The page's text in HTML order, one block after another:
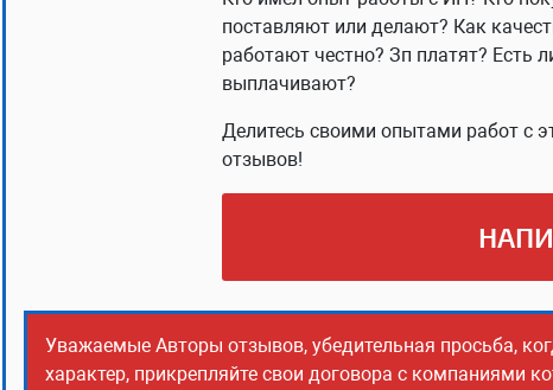
поставляют или делают? Как
работают честно? Зп платят?
выплачивают?
Делитесь своими опытами работ с
отзывов!
Уважаемые Авторы отзывов, убедительная просьба,
характер, прикрепляйте свои договора с компаниями